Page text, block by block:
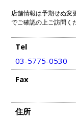
店舗情報は予期せぬ変
でご確認の上ご訪問く
Tel
03-5775-0530
Fax
住所